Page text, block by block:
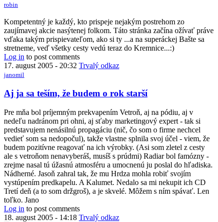
robin
Kompetentný je každý, kto prispeje nejakým postrehom zo
zaujímavej akcie nasýtenej folkom. Táto stránka začína ožívať práve
vďaka takým prispievateľom, ako si ty ...a na superáckej Bašte sa
stretneme, veď všetky cesty vedú teraz do Kremnice...:)
Log in to post comments
17. august 2005 - 20:32 Trvalý odkaz
janomil
Aj ja sa teším, že budem o rok starší
Pre mňa bol príjemným prekvapením Vetroň, aj na pódiu, aj v
nedeľu nadránom pri ohni, aj sťaby marketingový expert - tak si
predstavujem nenásilnú propagáciu (nič, čo som o firme nechcel
vedieť som sa nedopočul), takže vlastne splnila svoj účel - viem, že
budem pozitívne reagovať na ich výrobky. (Asi som zletel z cesty
ale s vetroňom nenavyberáš, musíš s prúdmi) Radiar bol famózny -
zrejme nasal tú úžasnú atmosféru a umocnenú ju poslal do hľadiska.
Nádherné. Jasoň zahral tak, že mu Hrdza mohla robiť svojím
vystúpením predkapelu. A Kalumet. Nedalo sa mi nekupit ich CD
Tretí deň (a to som držgroš), a je skvelé. Môžem s ním spávať. Len
toľko. Jano
Log in to post comments
18. august 2005 - 14:18 Trvalý odkaz